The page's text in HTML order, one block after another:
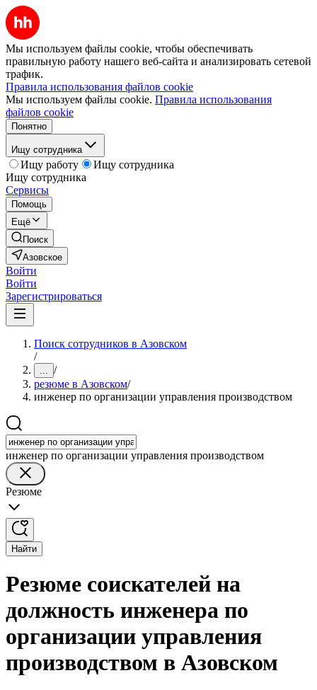
Мы используем файлы cookie, чтобы обеспечивать
правильную работу нашего веб-сайта и анализировать сетевой
трафик.
Правила использования файлов cookie
Мы используем файлы cookie. Правила использования
файлов cookie
Понятно
Ищу сотрудника
Ищу работу
Ищу сотрудника
Ищу сотрудника
Сервисы
Помощь
Ещё
Поиск
Азовское
Войти
Войти
Зарегистрироваться
Поиск сотрудников в Азовском
/
... /
резюме в Азовском/
инженер по организации управления производством
инженер по организации управления производством
Резюме
Найти
Резюме соискателей на
должность инженера по
организации управления
производством в Азовском